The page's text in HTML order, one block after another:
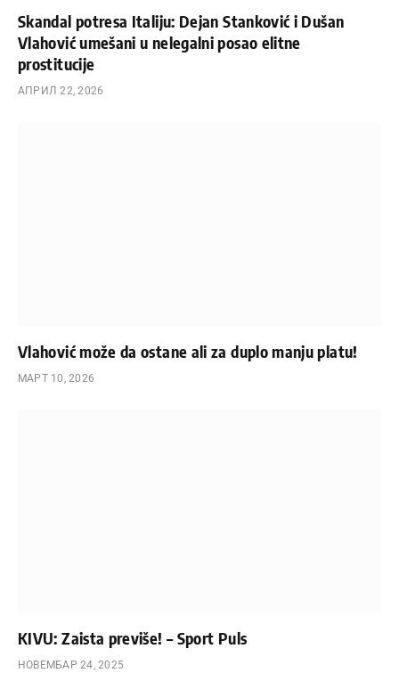
Skandal potresa Italiju: Dejan Stanković i Dušan
Vlahović umešani u nelegalni posao elitne
prostitucije
АПРИЛ 22, 2026
Vlahović može da ostane ali za duplo manju platu!
МАРТ 10, 2026
KIVU: Zaista previše! – Sport Puls
НОВЕМБАР 24, 2025